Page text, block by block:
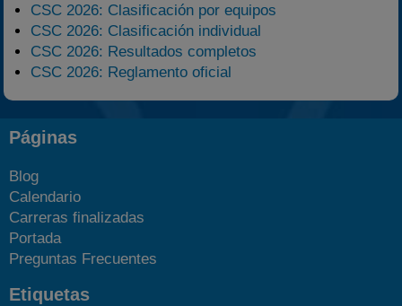
CSC 2026: Clasificación por equipos
CSC 2026: Clasificación individual
CSC 2026: Resultados completos
CSC 2026: Reglamento oficial
Páginas
Blog
Calendario
Carreras finalizadas
Portada
Preguntas Frecuentes
Etiquetas